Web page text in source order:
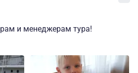
и менеджерам тура!